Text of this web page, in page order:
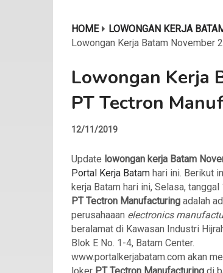
HOME LOWONGAN KERJA
Lowongan Kerja Batam November
Lowongan Kerja
PT Tectron
12/11/2019
Update lowongan kerja Batam
Portal Kerja Batam hari ini. Berikut
kerja Batam hari ini, Selasa,
PT Tectron Manufacturing adalah
perusahaaan electronics
beralamat di Kawasan Industri
Blok E No. 1-4, Batam Center.
www.portalkerjabatam.com akan